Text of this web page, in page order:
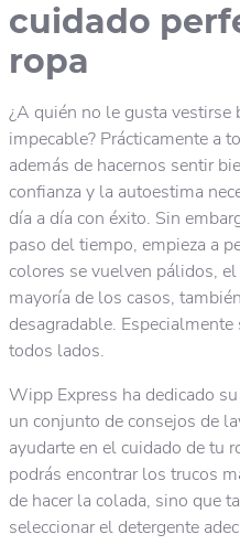
cuidado
ropa
¿A quién no le gusta
impecable? Prácticamente a
además de hacernos sentir
confianza y la autoestima
día a día con éxito. Sin
paso del tiempo, empieza a
colores se vuelven pálidos,
mayoría de los casos,
desagradable.
todos lados.
Wipp Express ha dedicado
un conjunto de consejos de
ayudarte en el cuidado de tu
podrás encontrar los trucos
de hacer la colada, sino que
seleccionar el detergente